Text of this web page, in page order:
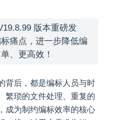
版本重磅发
痛点，进一步降低编
、更高效！
背后，都是编标人员与时
繁琐的文件处理、重复的
成为制约编标效率的核心